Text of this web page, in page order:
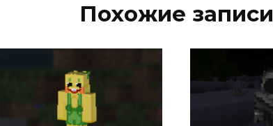
Похожие записи